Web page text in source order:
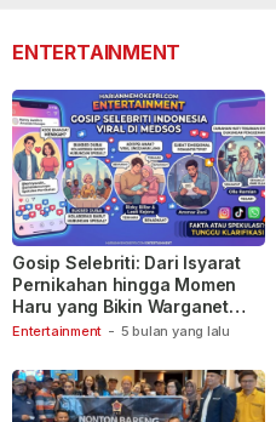
ENTERTAINMENT
Entertainment - 5 bulan yang lalu
Gosip Selebriti: Dari Isyarat
Pernikahan hingga Momen
Haru yang Bikin Warganet
Berspekulasi